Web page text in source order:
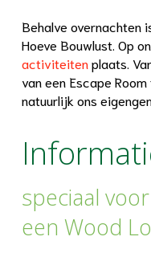
Behalve overnachten
Hoeve Bouwlust. Op
activiteitenplaats.
van een Escape
natuurlijk ons
speciaal
een Wood